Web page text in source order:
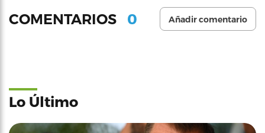
COMENTARIOS 0 Añadir comentario
Lo Último